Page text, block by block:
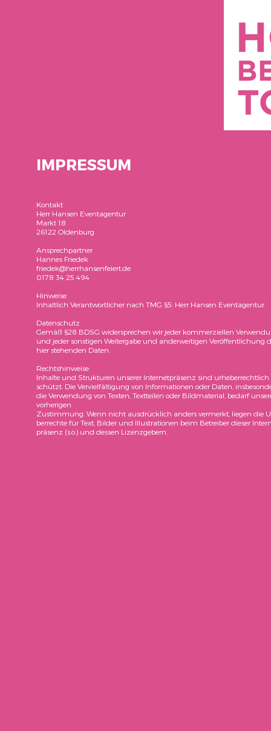
IMPRESSUM
Kontakt
Herr Hansen Eventagentur
Markt 18
26122 Oldenburg
Ansprechpartner
Hannes Friedek
friedek@herrhansenfeiert.de
0178 34 25 494
Hinweise
In­halt­lich Ver­ant­wort­li­cher nach TMG §5: Herr Hansen Eventagentur
Datenschutz
Gemäß §28 BDSG wi­der­spre­chen wir jeder kom­mer­zi­el­len
und jeder sons­ti­gen Wei­ter­ga­be und an­der­wei­ti­gen Ver­öf­fent­li­chung
hier ste­hen­den Daten.
Rechtshinweise
In­hal­te und Struk­tu­ren un­se­rer In­ter­net­prä­senz sind
schützt. Die Ver­viel­fäl­ti­gung von In­for­ma­tio­nen oder Daten,
die Ver­wen­dung von Tex­ten, Text­tei­len oder Bild­ma­te­ri­al, be­darf
vor­he­ri­gen
Zu­stim­mung. Wenn nicht aus­drück­lich an­ders ver­merkt, lie­gen die
ber­rech­te für Text, Bil­der und Il­lus­tra­tio­nen beim Be­trei­ber die­ser
prä­senz (s.o.) und des­sen Li­zenz­ge­bern.